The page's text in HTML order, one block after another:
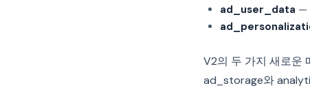
ad_user_data —
V2의 두 가지 새로운
ad_storage와